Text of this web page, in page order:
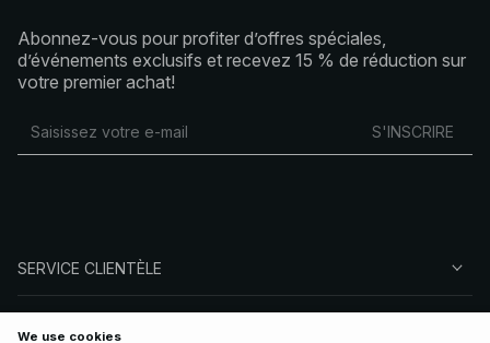
Abonnez-vous pour profiter d’offres spéciales,
d’événements exclusifs et recevez 15 % de réduction sur
votre premier achat!
S'INSCRIRE
SERVICE CLIENTÈLE